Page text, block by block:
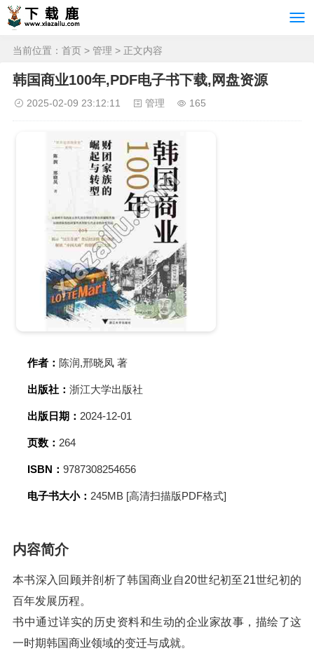
当前位置： 首页 > 管理 > 正文内容
韩国商业100年,PDF电子书下载,网盘资源
2025-02-09 23:12:11 管理 165
作者： 陈润,邢晓凤 著
出版社： 浙江大学出版社
出版日期： 2024-12-01
页数： 264
ISBN： 9787308254656
电子书大小： 245MB [高清扫描版PDF格式]
内容简介
本书深入回顾并剖析了韩国商业自20世纪初至21世纪初的
百年发展历程。
书中通过详实的历史资料和生动的企业家故事，描绘了这
一时期韩国商业领域的变迁与成就。